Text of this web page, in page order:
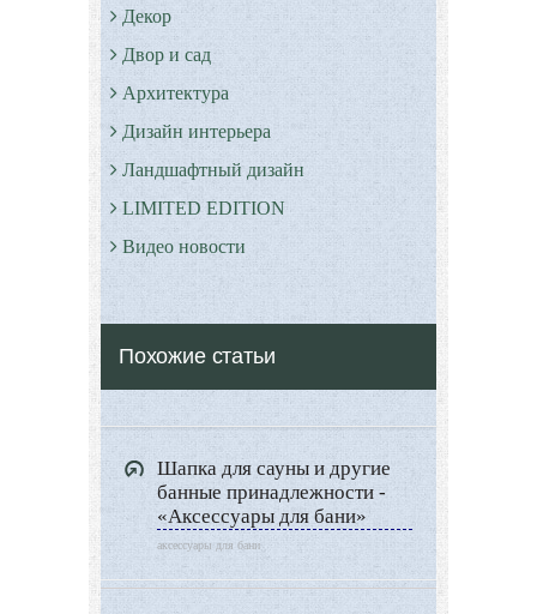
Декор
Двор и сад
Архитектура
Дизайн интерьера
Ландшафтный дизайн
LIMITED EDITION
Видео новости
Другие услуги
Похожие статьи
Шапка для сауны и другие
банные принадлежности -
«Аксессуары для бани»
аксессуары для бани